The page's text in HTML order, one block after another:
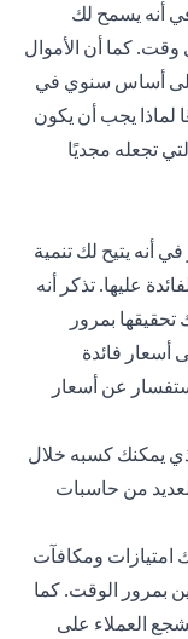
أنه يسمح لك
وقت. كما أن الأموال
أساس سنوي في
لماذا يجب أن يكون
تجعله مجديًا
أنه يتيح لك تنمية
عليها. تذكر أنه
تحقيقها بمرور
أسعار فائدة
عن أسعار
يمكنك كسبه خلال
من حاسبات
امتيازات ومكافآت
بمرور الوقت. كما
العملاء على